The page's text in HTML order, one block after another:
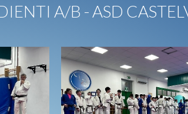
A/B - ASD